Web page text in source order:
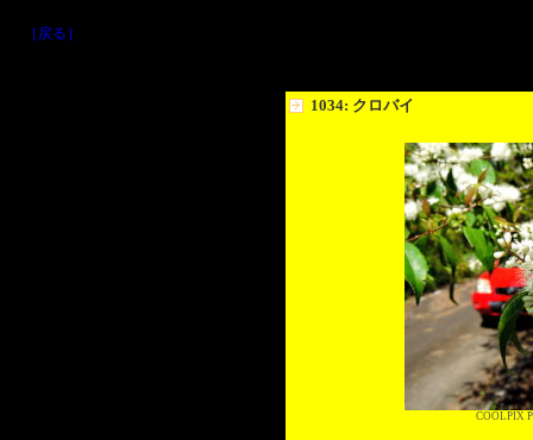
［戻る］
1034: クロバイ
COOLPIX